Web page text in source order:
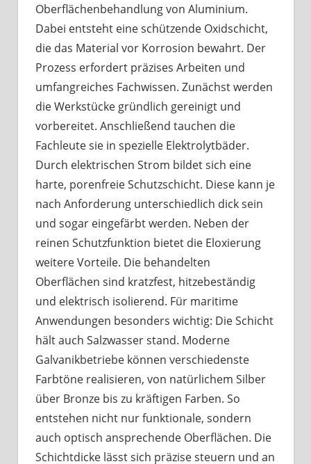
Oberflächenbehandlung von Aluminium.
Dabei entsteht eine schützende Oxidschicht,
die das Material vor Korrosion bewahrt. Der
Prozess erfordert präzises Arbeiten und
umfangreiches Fachwissen. Zunächst werden
die Werkstücke gründlich gereinigt und
vorbereitet. Anschließend tauchen die
Fachleute sie in spezielle Elektrolytbäder.
Durch elektrischen Strom bildet sich eine
harte, porenfreie Schutzschicht. Diese kann je
nach Anforderung unterschiedlich dick sein
und sogar eingefärbt werden. Neben der
reinen Schutzfunktion bietet die Eloxierung
weitere Vorteile. Die behandelten
Oberflächen sind kratzfest, hitzebeständig
und elektrisch isolierend. Für maritime
Anwendungen besonders wichtig: Die Schicht
hält auch Salzwasser stand. Moderne
Galvanikbetriebe können verschiedenste
Farbtöne realisieren, von natürlichem Silber
über Bronze bis zu kräftigen Farben. So
entstehen nicht nur funktionale, sondern
auch optisch ansprechende Oberflächen. Die
Schichtdicke lässt sich präzise steuern und an